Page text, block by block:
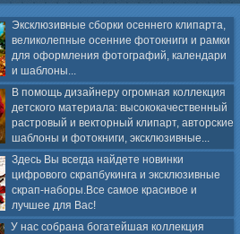
Эксклюзивные сборки осеннего клипарта,
великолепные осенние фотокниги и рамки
для оформления фотографий, календари
и шаблоны...
В помощь дизайнеру огромная коллекция
детского материала: высококачественный
растровый и векторный клипарт, авторские
шаблоны и фотокниги, эксклюзивные...
Здесь Вы всегда найдете новинки
цифрового скрапбукинга и эксклюзивные
скрап-наборы.Все самое красивое и
лучшее для Вас!
У нас собрана богатейшая коллекция